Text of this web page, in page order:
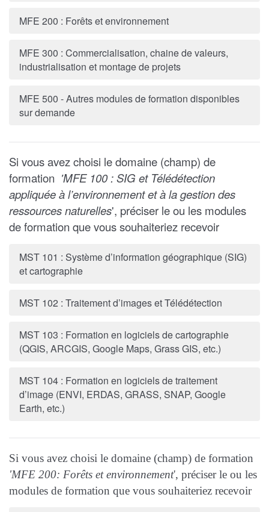
MFE 200 : Forêts et environnement
MFE 300 : Commercialisation, chaine de valeurs,
industrialisation et montage de projets
MFE 500 - Autres modules de formation disponibles
sur demande
Si vous avez choisi le domaine (champ) de
formation 'MFE 100 : SIG et Télédétection
appliquée à l’environnement et à la gestion des
ressources naturelles', préciser le ou les modules
de formation que vous souhaiteriez recevoir
MST 101 : Système d’information géographique (SIG)
et cartographie
MST 102 : Traitement d’images et Télédétection
MST 103 : Formation en logiciels de cartographie
(QGIS, ARCGIS, Google Maps, Grass GIS, etc.)
MST 104 : Formation en logiciels de traitement
d’image (ENVI, ERDAS, GRASS, SNAP, Google
Earth, etc.)
Si vous avez choisi le domaine (champ) de formation
'MFE 200: Forêts et environnement', préciser le ou les
modules de formation que vous souhaiteriez recevoir